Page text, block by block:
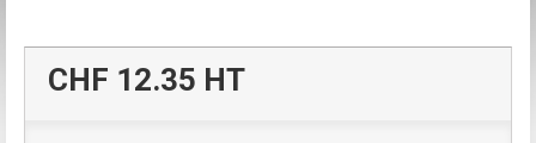
CHF 12.35 HT